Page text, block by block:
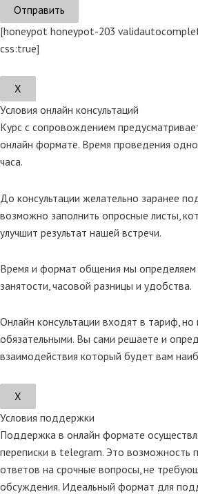
[honeypot honeypot-203
css:true]
Х
Условия онлайн консультаций
Курс с сопровождением
онлайн формате. Время проведения
часа.
До консультации желательно заранее
возможно заполнить опросные листы,
улучшит результат нашей встречи.
Время и формат общения мы
занятости, часовой разницы и удобства.
Онлайн консультации входят в тариф, но
обязательными. Вы сами решаете и
взаимодействия который будет вам
Х
Условия поддержки
Поддержка в онлайн формате
переписки в telegram. Это возможность
ответов на срочные вопросы, не
обсуждения. Идеальный формат для